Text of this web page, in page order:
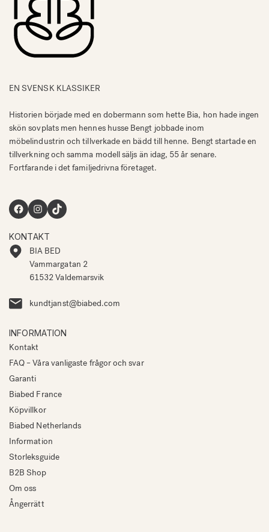
EN SVENSK KLASSIKER
Historien började med en dobermann som hette Bia, hon hade ingen
skön sovplats men hennes husse Bengt jobbade inom
möbelindustrin och tillverkade en bädd till henne. Bengt startade en
tillverkning och samma modell säljs än idag, 55 år senare.
Fortfarande i det familjedrivna företaget.
Facebook Instagram TikTok
KONTAKT
BIA BED
Vammargatan 2
61532 Valdemarsvik
kundtjanst@biabed.com
INFORMATION
Kontakt
FAQ – Våra vanligaste frågor och svar
Garanti
Biabed France
Köpvillkor
Biabed Netherlands
Information
Storleksguide
B2B Shop
Om oss
Ångerrätt